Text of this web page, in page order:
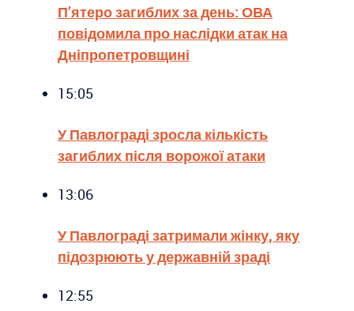
П’ятеро загиблих за день: ОВА
повідомила про наслідки атак на
Дніпропетровщині
15:05
У Павлограді зросла кількість
загиблих після ворожої атаки
13:06
У Павлограді затримали жінку, яку
підозрюють у державній зраді
12:55